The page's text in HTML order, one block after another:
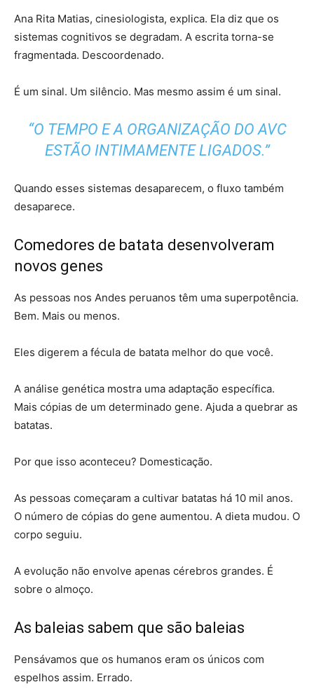
Ana Rita Matias, cinesiologista, explica. Ela diz que os
sistemas cognitivos se degradam. A escrita torna-se
fragmentada. Descoordenado.
É um sinal. Um silêncio. Mas mesmo assim é um sinal.
“O TEMPO E A ORGANIZAÇÃO DO AVC
ESTÃO INTIMAMENTE LIGADOS.”
Quando esses sistemas desaparecem, o fluxo também
desaparece.
Comedores de batata desenvolveram
novos genes
As pessoas nos Andes peruanos têm uma superpotência.
Bem. Mais ou menos.
Eles digerem a fécula de batata melhor do que você.
A análise genética mostra uma adaptação específica.
Mais cópias de um determinado gene. Ajuda a quebrar as
batatas.
Por que isso aconteceu? Domesticação.
As pessoas começaram a cultivar batatas há 10 mil anos.
O número de cópias do gene aumentou. A dieta mudou. O
corpo seguiu.
A evolução não envolve apenas cérebros grandes. É
sobre o almoço.
As baleias sabem que são baleias
Pensávamos que os humanos eram os únicos com
espelhos assim. Errado.